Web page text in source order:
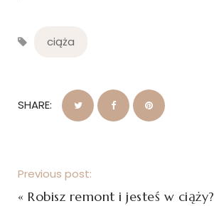
ciąża
SHARE:
Previous post:
« Robisz remont i jesteś w